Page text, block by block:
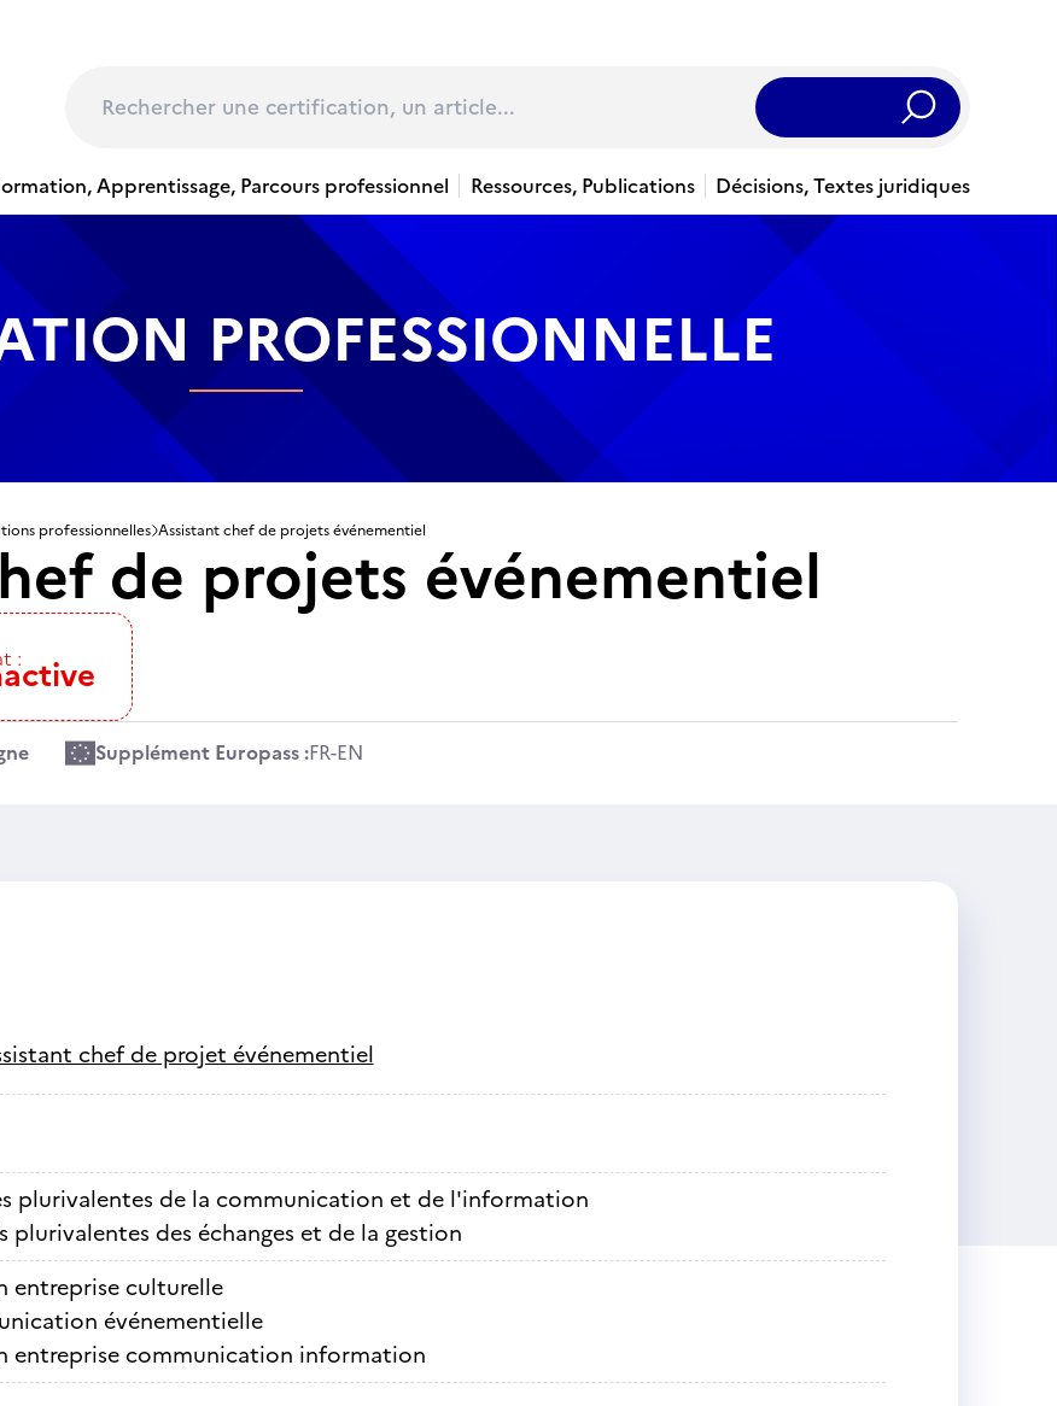
Rechercher
Apprentissage, Parcours professionnel Ressources, Publications Décisions, Textes juridiques
PROFESSIONNELLE
professionnelles Assistant chef de projets événementiel
de projets événementiel
:
Supplément Europass :FR-EN
chef de projet événementiel
plurivalentes de la communication et de l'information
plurivalentes des échanges et de la gestion
entreprise culturelle
événementielle
entreprise communication information